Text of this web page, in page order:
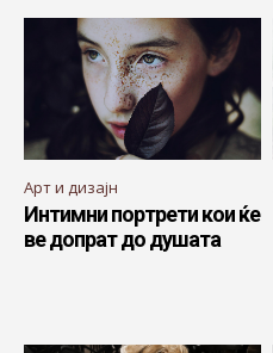
Арт и дизајн
Интимни портрети кои ќе
ве допрат до душата